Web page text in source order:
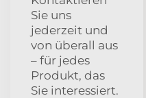
Sie uns
jederzeit und
von überall aus
– für jedes
Produkt, das
Sie interessiert.